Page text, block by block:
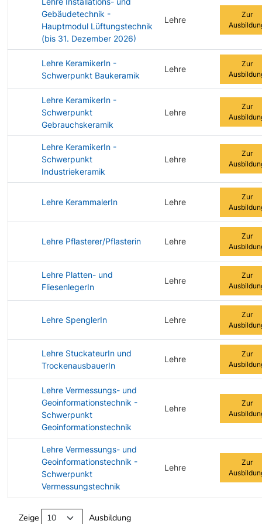
Gebäudetechnik -
Hauptmodul Lüftungstechnik
(bis 31. Dezember 2026)
Lehre
Zur
Lehre KeramikerIn -
Schwerpunkt Baukeramik
Lehre
Zur
Lehre KeramikerIn -
Schwerpunkt
Gebrauchskeramik
Lehre
Zur
Lehre KeramikerIn -
Schwerpunkt
Industriekeramik
Lehre
Zur
Lehre KerammalerIn Lehre
Zur
Lehre Pflasterer/Pflasterin Lehre
Zur
Lehre Platten- und
FliesenlegerIn
Lehre
Zur
Lehre SpenglerIn Lehre
Zur
Lehre StuckateurIn und
TrockenausbauerIn
Lehre
Zur
Lehre Vermessungs- und
Geoinformationstechnik -
Schwerpunkt
Geoinformationstechnik
Lehre
Zur
Lehre Vermessungs- und
Geoinformationstechnik -
Schwerpunkt
Vermessungstechnik
Lehre
Zur
Zeige Ausbildung